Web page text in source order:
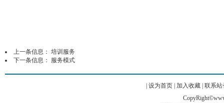
上一条信息： 培训服务
下一条信息： 服务模式
设为首页 加入收藏 联系站